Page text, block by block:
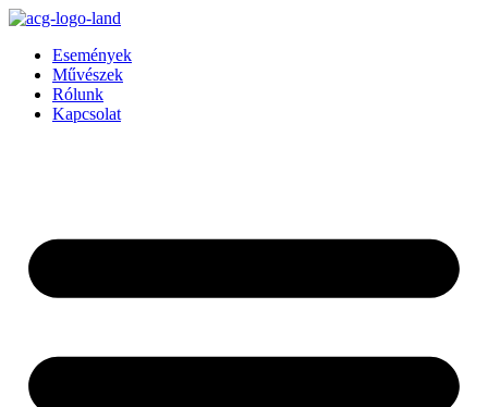
Ugrás
tartalomhozEsemények
Művészek
Rólunk
Kapcsolat